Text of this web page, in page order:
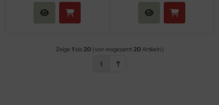
Zeige 1bis20(von insgesamt20Artikeln)
1